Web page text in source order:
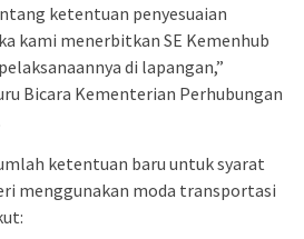
ketentuan penyesuaian
kami menerbitkan SE Kemenhub
di lapangan,”
Bicara Kementerian Perhubungan
ketentuan baru untuk syarat
menggunakan moda transportasi